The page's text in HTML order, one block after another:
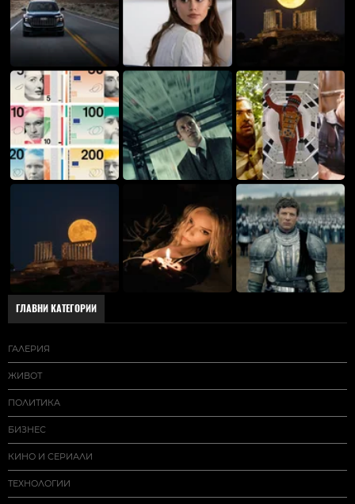
ГЛАВНИ КАТЕГОРИИ
ГАЛЕРИЯ
ЖИВОТ
ПОЛИТИКА
БИЗНЕС
КИНО И СЕРИАЛИ
ТЕХНОЛОГИИ